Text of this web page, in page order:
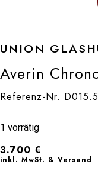
UNION
Averin
Referenz-Nr.
1 vorrätig
3.700 €
inkl. MwSt. & Versand